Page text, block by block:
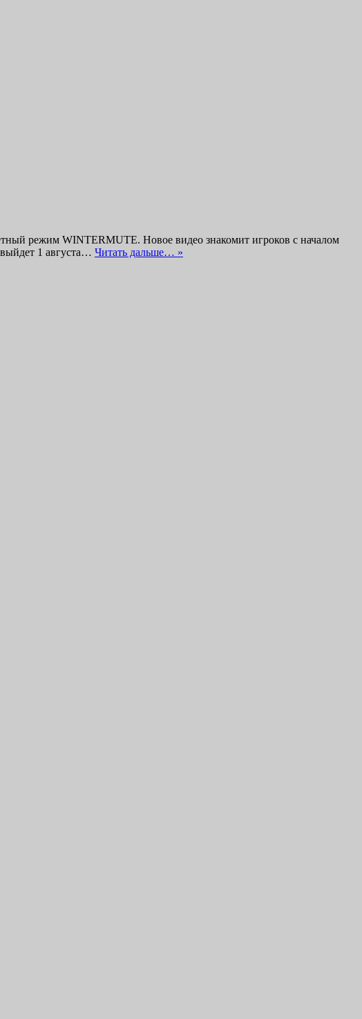
режим WINTERMUTE. Новое видео знакомит игроков с началом
1 августа… Читать дальше… »